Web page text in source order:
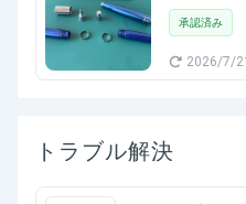
承認済み
2026/7/21
トラブル解決